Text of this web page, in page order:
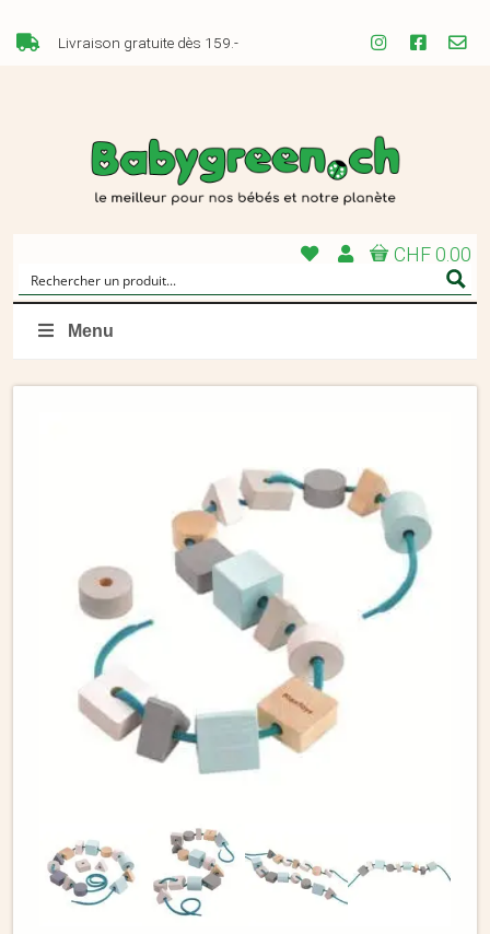
Livraison gratuite dès 159.-
CHF 0.00
Menu